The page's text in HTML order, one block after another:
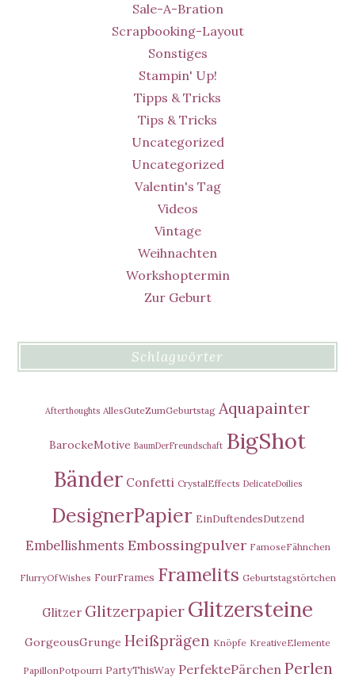
Sale-A-Bration
Scrapbooking-Layout
Sonstiges
Stampin' Up!
Tipps & Tricks
Tips & Tricks
Uncategorized
Uncategorized
Valentin's Tag
Videos
Vintage
Weihnachten
Workshoptermin
Zur Geburt
Schlagwörter
Afterthoughts AllesGuteZumGeburtstag Aquapainter
BarockeMotive BaumDerFreundschaft BigShot
Bänder Confetti CrystalEffects DelicateDoilies
DesignerPapier EinDuftendesDutzend
Embellishments Embossingpulver FamoseFähnchen
FlurryOfWishes FourFrames Framelits Geburtstagstörtchen
Glitzer Glitzerpapier Glitzersteine
GorgeousGrunge Heißprägen Knöpfe KreativeElemente
PapillonPotpourri PartyThisWay PerfektePärchen Perlen